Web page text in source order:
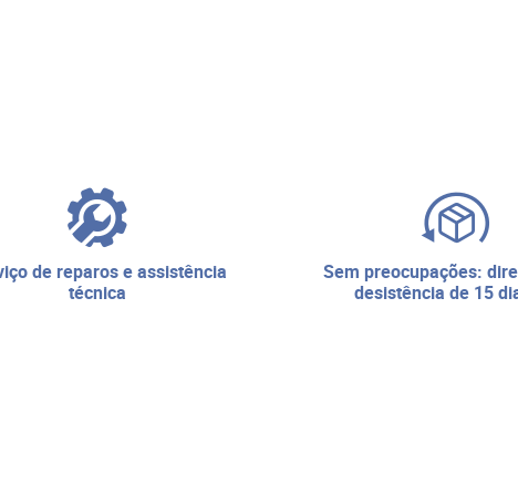
técnica
sem preocupações: direito de
desistência de 15